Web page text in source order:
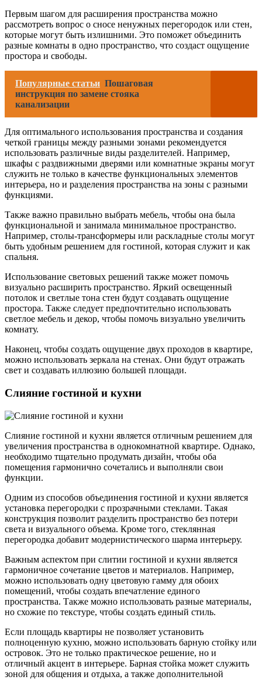
Первым шагом для расширения пространства можно
рассмотреть вопрос о сносе ненужных перегородок или стен,
которые могут быть излишними. Это поможет объединить
разные комнаты в одно пространство, что создаст ощущение
простора и свободы.
Популярные статьи Пошаговая
инструкция по замене стояка
канализации
Для оптимального использования пространства и создания
четкой границы между разными зонами рекомендуется
использовать различные виды разделителей. Например,
шкафы с раздвижными дверями или комнатные экраны могут
служить не только в качестве функциональных элементов
интерьера, но и разделения пространства на зоны с разными
функциями.
Также важно правильно выбрать мебель, чтобы она была
функциональной и занимала минимальное пространство.
Например, столы-трансформеры или раскладные столы могут
быть удобным решением для гостиной, которая служит и как
спальня.
Использование световых решений также может помочь
визуально расширить пространство. Яркий освещенный
потолок и светлые тона стен будут создавать ощущение
простора. Также следует предпочтительно использовать
светлое мебель и декор, чтобы помочь визуально увеличить
комнату.
Наконец, чтобы создать ощущение двух проходов в квартире,
можно использовать зеркала на стенах. Они будут отражать
свет и создавать иллюзию большей площади.
Слияние гостиной и кухни
Слияние гостиной и кухни является отличным решением для
увеличения пространства в однокомнатной квартире. Однако,
необходимо тщательно продумать дизайн, чтобы оба
помещения гармонично сочетались и выполняли свои
функции.
Одним из способов объединения гостиной и кухни является
установка перегородки с прозрачными стеклами. Такая
конструкция позволит разделить пространство без потери
света и визуального объема. Кроме того, стеклянная
перегородка добавит модернистического шарма интерьеру.
Важным аспектом при слитии гостиной и кухни является
гармоничное сочетание цветов и материалов. Например,
можно использовать одну цветовую гамму для обоих
помещений, чтобы создать впечатление единого
пространства. Также можно использовать разные материалы,
но схожие по текстуре, чтобы создать единый стиль.
Если площадь квартиры не позволяет установить
полноценную кухню, можно использовать барную стойку или
островок. Это не только практическое решение, но и
отличный акцент в интерьере. Барная стойка может служить
зоной для общения и отдыха, а также дополнительной